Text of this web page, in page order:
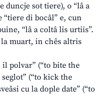
duncje sot tiere), o “lâ a
“tiere di bocâl” e, cun
“lâ a coltâ lis urtiis”.
muart, in chês altris
polvar” (“to bite the
(“to kick the
cu la dople date” (“to